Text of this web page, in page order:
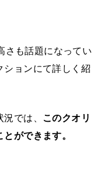
さも話題になってい
ションにて詳しく紹
では、 このクオリ
ができます。